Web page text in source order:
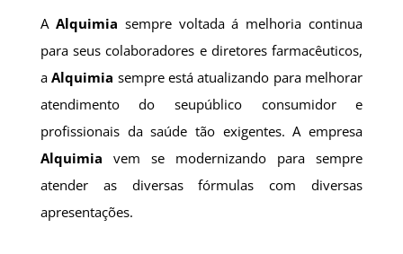
A Alquimia sempre voltada á melhoria continua
para seus colaboradores e diretores farmacêuticos,
aAlquimia sempre está atualizando para melhorar
atendimento do seupúblico consumidor e
profissionais da saúde tão exigentes. A empresa
Alquimia vem se modernizando para sempre
atender as diversas fórmulas com diversas
apresentações.